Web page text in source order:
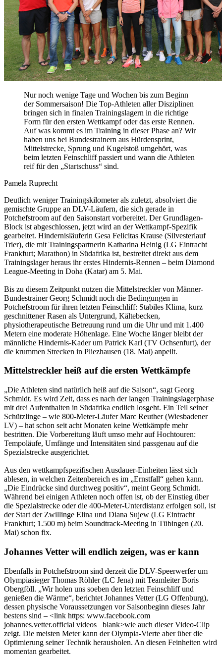
Nur noch wenige Tage und Wochen bis zum Beginn
der Sommersaison! Die Top-Athleten aller Disziplinen
bringen sich in finalen Trainingslagern in die richtige
Form für den ersten Wettkampf oder das erste Rennen.
Auf was kommt es im Training in dieser Phase an? Wir
haben uns bei Bundestrainern aus Hürdensprint,
Mittelstrecke, Sprung und Kugelstoß umgehört, was
beim letzten Feinschliff passiert und wann die Athleten
reif für den „Startschuss“ sind.
Pamela Ruprecht
Deutlich weniger Trainingskilometer als zuletzt, absolviert die
gemischte Gruppe an DLV-Läufern, die sich gerade in
Potchefstroom auf den Saisonstart vorbereitet. Der Grundlagen-
Block ist abgeschlossen, jetzt wird an der Wettkampf-Spezifik
gearbeitet. Hindernisläuferin Gesa Felicitas Krause (Silvesterlauf
Trier), die mit Trainingspartnerin Katharina Heinig (LG Eintracht
Frankfurt; Marathon) in Südafrika ist, bestreitet direkt aus dem
Trainingslager heraus ihr erstes Hindernis-Rennen – beim Diamond
League-Meeting in Doha (Katar) am 5. Mai.
Bis zu diesem Zeitpunkt nutzen die Mittelstreckler von Männer-
Bundestrainer Georg Schmidt noch die Bedingungen in
Potchefstroom für ihren letzten Feinschliff: Stabiles Klima, kurz
geschnittener Rasen als Untergrund, Kältebecken,
physiotherapeutische Betreuung rund um die Uhr und mit 1.400
Metern eine moderate Höhenlage. Eine Woche länger bleibt der
männliche Hindernis-Kader um Patrick Karl (TV Ochsenfurt), der
die krummen Strecken in Pliezhausen (18. Mai) anpeilt.
Mittelstreckler heiß auf die ersten Wettkämpfe
„Die Athleten sind natürlich heiß auf die Saison“, sagt Georg
Schmidt. Es wird Zeit, dass es nach der langen Trainingslagerphase
mit drei Aufenthalten in Südafrika endlich losgeht. Ein Teil seiner
Schützlinge – wie 800-Meter-Läufer Marc Reuther (Wiesbadener
LV) – hat schon seit acht Monaten keine Wettkämpfe mehr
bestritten. Die Vorbereitung läuft umso mehr auf Hochtouren:
Tempoläufe, Umfänge und Intensitäten sind passgenau auf die
Spezialstrecke ausgerichtet.
Aus den wettkampfspezifischen Ausdauer-Einheiten lässt sich
ablesen, in welchen Zeitenbereich es im „Ernstfall“ gehen kann.
„Die Eindrücke sind durchweg positiv“, meint Georg Schmidt.
Während bei einigen Athleten noch offen ist, ob der Einstieg über
die Spezialstrecke oder die 400-Meter-Unterdistanz erfolgen soll, ist
der Start der Zwillinge Elina und Diana Sujew (LG Eintracht
Frankfurt; 1.500 m) beim Soundtrack-Meeting in Tübingen (20.
Mai) schon fix.
Johannes Vetter will endlich zeigen, was er kann
Ebenfalls in Potchefstroom sind derzeit die DLV-Speerwerfer um
Olympiasieger Thomas Röhler (LC Jena) mit Teamleiter Boris
Obergföll. „Wir holen uns soeben den letzten Feinschliff und
genießen die Wärme“, berichtet Johannes Vetter (LG Offenburg),
dessen physische Voraussetzungen vor Saisonbeginn dieses Jahr
bestens sind – <link https: www.facebook.com
johannes.vetter.official videos _blank>wie auch dieser Video-Clip
zeigt. Die meisten Meter kann der Olympia-Vierte aber über die
Optimierung seiner Technik herausholen. An diesen Feinheiten wird
momentan gearbeitet.